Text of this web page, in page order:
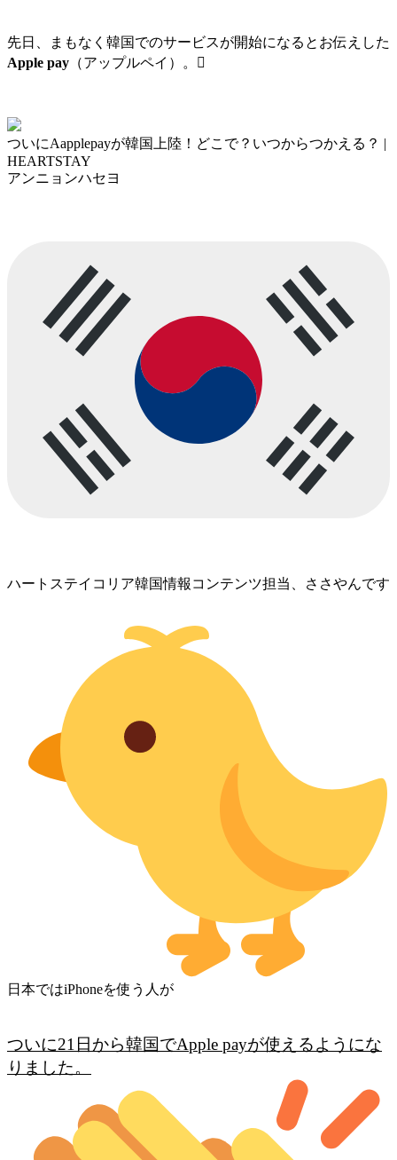
先日、まもなく韓国でのサービスが開始になるとお伝えした
Apple pay （アップルペイ）。
ついにAapplepayが韓国上陸！どこで？いつからつかえる？ |
HEARTSTAY
アンニョンハセヨ
ハートステイコリア韓国情報コンテンツ担当、ささやんです
日本ではiPhoneを使う人が
ついに21日から韓国でApple payが使えるようにな
りました。